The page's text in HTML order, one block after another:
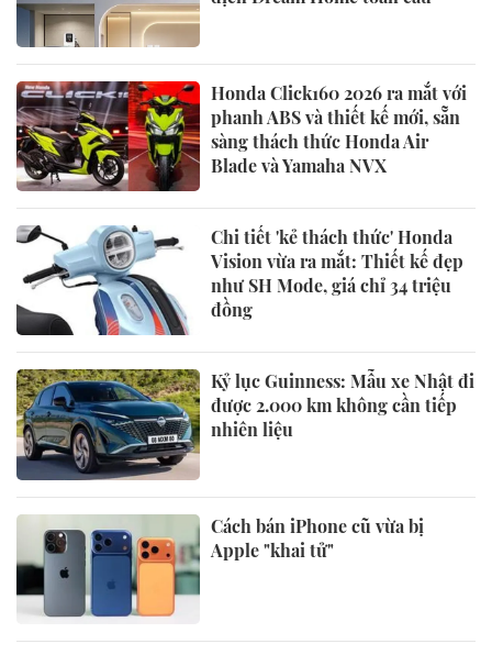
Honda Click160 2026 ra mắt với
phanh ABS và thiết kế mới, sẵn
sàng thách thức Honda Air
Blade và Yamaha NVX
Chi tiết 'kẻ thách thức' Honda
Vision vừa ra mắt: Thiết kế đẹp
như SH Mode, giá chỉ 34 triệu
đồng
Kỷ lục Guinness: Mẫu xe Nhật đi
được 2.000 km không cần tiếp
nhiên liệu
Cách bán iPhone cũ vừa bị
Apple "khai tử"